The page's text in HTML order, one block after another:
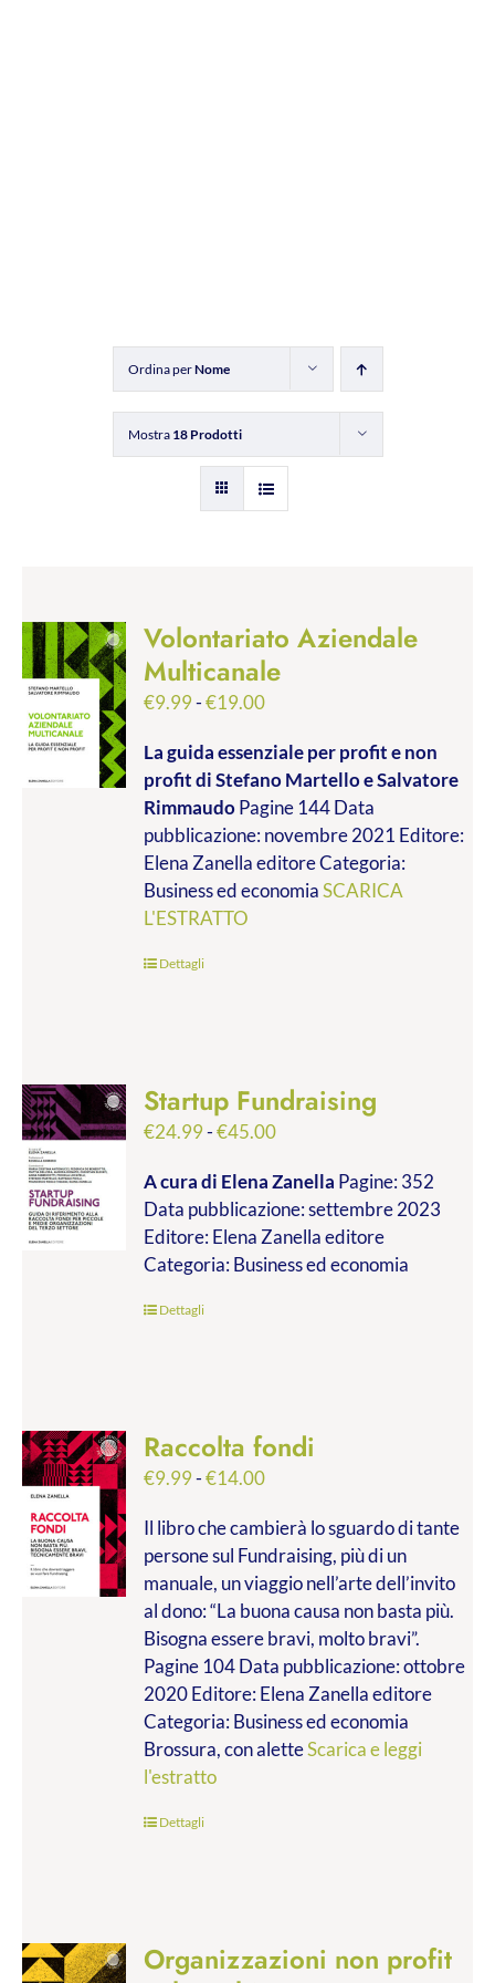
Ordina perNome
Mostra 18 Prodotti
Volontariato Aziendale
Multicanale
€9.99-€19.00Fascia
prezzo:
da
€9.99
a
€19.00
La guida essenziale per profit e non
profitdi Stefano Martello e Salvatore
RimmaudoPagine 144 Data
pubblicazione: novembre 2021 Editore:
Elena Zanella editore Categoria:
Business ed economiaSCARICA
L'ESTRATTO
Dettagli
Startup Fundraising
€24.99-€45.00Fascia
prezzo:
da
€24.99
a
A cura di Elena Zanella Pagine: 352
Data pubblicazione: settembre 2023
Editore: Elena Zanella editore
Categoria: Business ed economia
Dettagli
Raccolta fondi
€9.99-€14.00Fascia
prezzo:
da
€9.99
a
€14.00
Il libro che cambierà lo sguardo di tante
persone sul Fundraising, più di un
manuale, un viaggio nell’arte dell’invito
al dono: “La buona causa non basta più.
Bisogna essere bravi, molto bravi”.
Pagine 104 Data pubblicazione: ottobre
2020 Editore: Elena Zanella editore
Categoria: Business ed economia
Brossura, con aletteScarica e leggi
l'estratto
Dettagli
Organizzazioni non profit